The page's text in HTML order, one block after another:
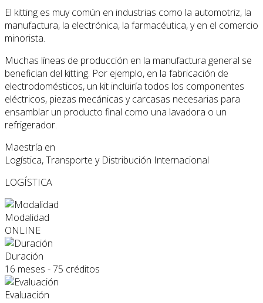
El kitting es muy común en industrias como la automotriz, la
manufactura, la electrónica, la farmacéutica, y en el comercio
minorista.
Muchas líneas de producción en la manufactura general se
benefician del kitting. Por ejemplo, en la fabricación de
electrodomésticos, un kit incluiría todos los componentes
eléctricos, piezas mecánicas y carcasas necesarias para
ensamblar un producto final como una lavadora o un
refrigerador.
Maestría en
Logística, Transporte y Distribución Internacional
LOGÍSTICA
Modalidad
ONLINE
Duración
16 meses - 75 créditos
Evaluación